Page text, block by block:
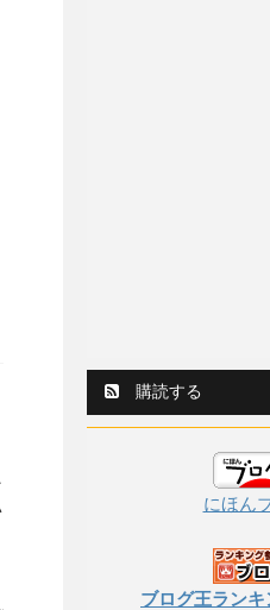
購読する
にほん
ブログ王ランキ